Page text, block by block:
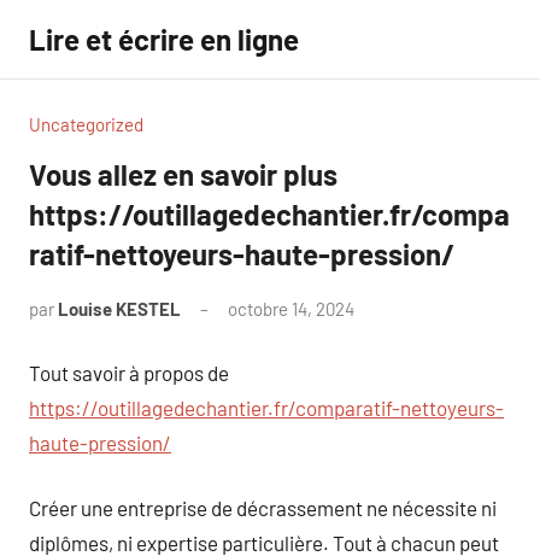
contenu
Lire et écrire en ligne
Uncategorized
Vous allez en savoir plus
https://outillagedechantier.fr/compa
ratif-nettoyeurs-haute-pression/
par Louise KESTEL octobre 14, 2024
Tout savoir à propos de
https://outillagedechantier.fr/comparatif-nettoyeurs-
haute-pression/
Créer une entreprise de décrassement ne nécessite ni
diplômes, ni expertise particulière. Tout à chacun peut